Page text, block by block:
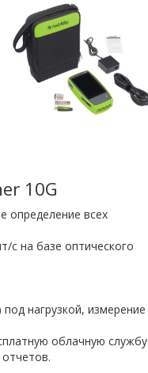
10G
определение всех
с на базе оптического
нагрузкой, измерение
облачную службу